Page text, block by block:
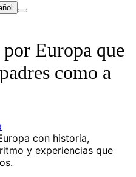
Europa que
como a
con historia,
y experiencias que